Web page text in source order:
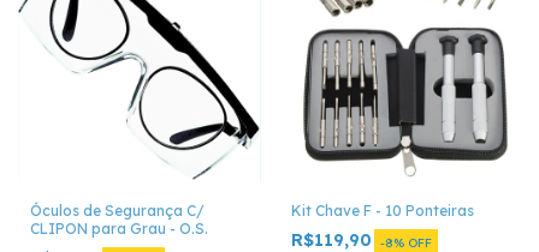
Óculos de Segurança C/
CLIPON para Grau - O.S.
Kit Chave F - 10 Ponteiras
R$119,90 -8% OFF